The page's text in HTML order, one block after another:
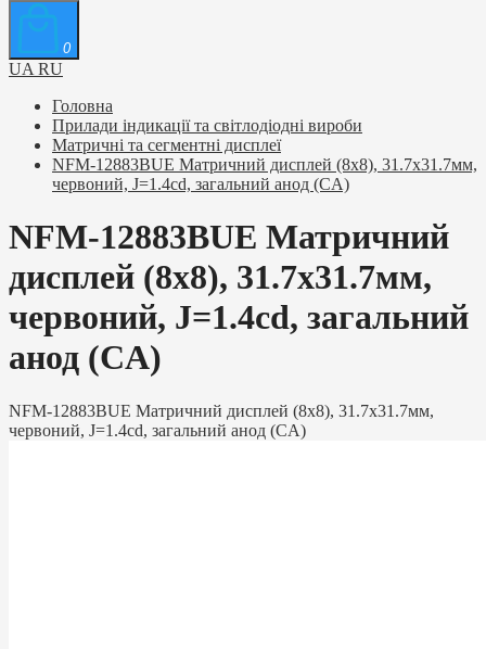
0
UA RU
Головна
Прилади індикації та світлодіодні вироби
Матричні та сегментні дисплеї
NFM-12883BUE Матричний дисплей (8х8), 31.7х31.7мм,
червоний, J=1.4cd, загальний анод (CA)
NFM-12883BUE Матричний
дисплей (8х8), 31.7х31.7мм,
червоний, J=1.4cd, загальний
анод (CA)
NFM-12883BUE Матричний дисплей (8х8), 31.7х31.7мм,
червоний, J=1.4cd, загальний анод (CA)